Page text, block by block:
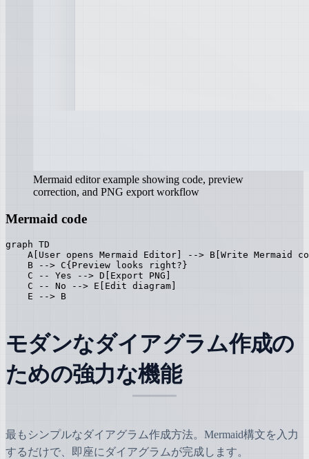
Mermaid editor example showing code, preview
correction, and PNG export workflow
Mermaid code
graph TD
A[User opens Mermaid Editor] --> B[Write Mermaid
    B --> C{Preview looks right?}
    C -- Yes --> D[Export PNG]
    C -- No --> E[Edit diagram]
    E --> B
モダンなダイアグラム作成の
ための強力な機能
最もシンプルなダイアグラム作成方法。Mermaid構文を入力
するだけで、即座にダイアグラムが完成します。